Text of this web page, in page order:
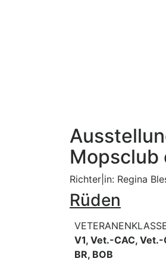
Mopsclub
Richter|in: Regina
Rüden
V1, Vet.-CAC,
BR, BOB